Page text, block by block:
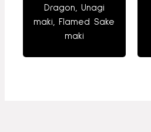
Dragon, Unagi
maki, Flamed Sake
maki